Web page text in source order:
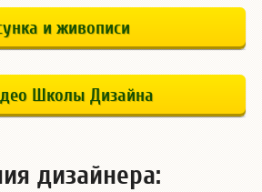
и живописи
Школы Дизайна
дизайнера: